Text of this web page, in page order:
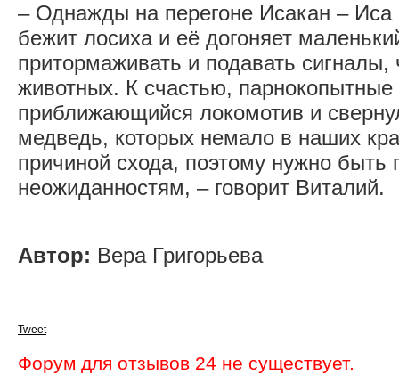
– Однажды на перегоне Исакан – Иса
бежит лосиха и её догоняет
притормаживать и подавать сигналы,
животных. К счастью,
приближающийся локомотив и
медведь, которых немало в наших
причиной схода, поэтому нужно
неожиданностям, – говорит Виталий.
Автор: Вера Григорьева
Tweet
Форум для отзывов 24 не существует.